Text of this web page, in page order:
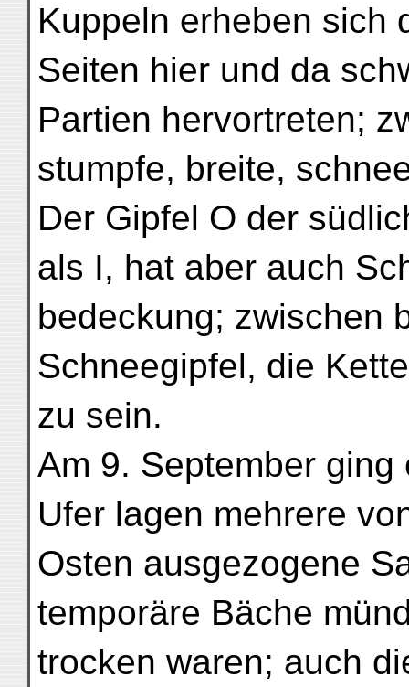
Kuppeln erheben sich
Seiten hier und da
Partien hervortreten;
stumpfe, breite,
Der Gipfel O der
als I, hat aber auch
bedeckung; zwischen
Schneegipfel, die
zu sein.
Am 9. September
Ufer lagen mehrere
Osten ausgezogene
temporäre Bäche
trocken waren; auch